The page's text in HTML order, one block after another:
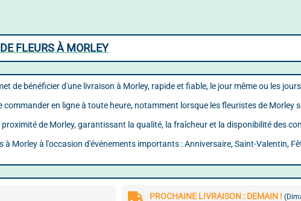
FLEURS À MORLEY
de bénéficier d'une livraison à Morley, rapide et fiable, le jour même ou les
en ligne à toute heure, notamment lorsque les fleuristes de Morley
de Morley, garantissant la qualité, la fraîcheur et la disponibilité des
Morley à l'occasion d'événements importants : Anniversaire, Saint-Valentin,
PROCHAINE LIVRAISON : DEMAIN !